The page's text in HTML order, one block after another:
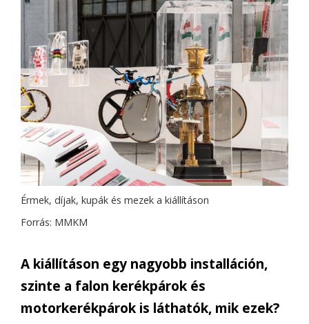
Érmek, díjak, kupák és mezek a kiállításon
Forrás: MMKM
A kiállításon egy nagyobb installáción,
szinte a falon kerékpárok és
motorkerékpárok is láthatók, mik ezek?